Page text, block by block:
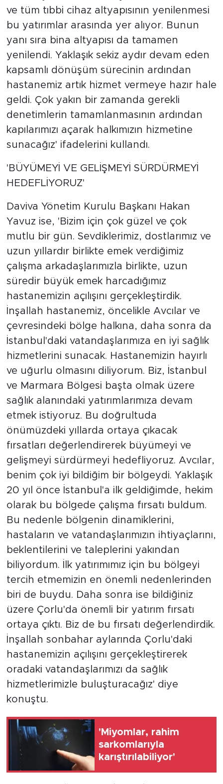
ve tüm tıbbi cihaz altyapısının yenilenmesi
bu yatırımlar arasında yer alıyor. Bunun
yanı sıra bina altyapısı da tamamen
yenilendi. Yaklaşık sekiz aydır devam eden
kapsamlı dönüşüm sürecinin ardından
hastanemiz artık hizmet vermeye hazır hale
geldi. Çok yakın bir zamanda gerekli
denetimlerin tamamlanmasının ardından
kapılarımızı açarak halkımızın hizmetine
sunacağız' ifadelerini kullandı.
'BÜYÜMEYİ VE GELİŞMEYİ SÜRDÜRMEYİ
HEDEFLİYORUZ'
Daviva Yönetim Kurulu Başkanı Hakan
Yavuz ise, 'Bizim için çok güzel ve çok
mutlu bir gün. Sevdiklerimiz, dostlarımız ve
uzun yıllardır birlikte emek verdiğimiz
çalışma arkadaşlarımızla birlikte, uzun
süredir büyük emek harcadığımız
hastanemizin açılışını gerçekleştirdik.
İnşallah hastanemiz, öncelikle Avcılar ve
çevresindeki bölge halkına, daha sonra da
İstanbul'daki vatandaşlarımıza en iyi sağlık
hizmetlerini sunacak. Hastanemizin hayırlı
ve uğurlu olmasını diliyorum. Biz, İstanbul
ve Marmara Bölgesi başta olmak üzere
sağlık alanındaki yatırımlarımıza devam
etmek istiyoruz. Bu doğrultuda
önümüzdeki yıllarda ortaya çıkacak
fırsatları değerlendirerek büyümeyi ve
gelişmeyi sürdürmeyi hedefliyoruz. Avcılar,
benim çok iyi bildiğim bir bölgeydi. Yaklaşık
20 yıl önce İstanbul'a ilk geldiğimde, hekim
olarak bu bölgede çalışma fırsatı buldum.
Bu nedenle bölgenin dinamiklerini,
hastaların ve vatandaşlarımızın ihtiyaçlarını,
beklentilerini ve taleplerini yakından
biliyordum. İlk yatırımımız için bu bölgeyi
tercih etmemizin en önemli nedenlerinden
biri de buydu. Daha sonra ise bildiğiniz
üzere Çorlu'da önemli bir yatırım fırsatı
ortaya çıktı. Biz de bu fırsatı değerlendirdik.
İnşallah sonbahar aylarında Çorlu'daki
hastanemizin açılışını gerçekleştirerek
oradaki vatandaşlarımızı da sağlık
hizmetlerimizle buluşturacağız' diye
konuştu.
'Miyomlar, rahim
sarkomlarıyla
karıştırılabiliyor'